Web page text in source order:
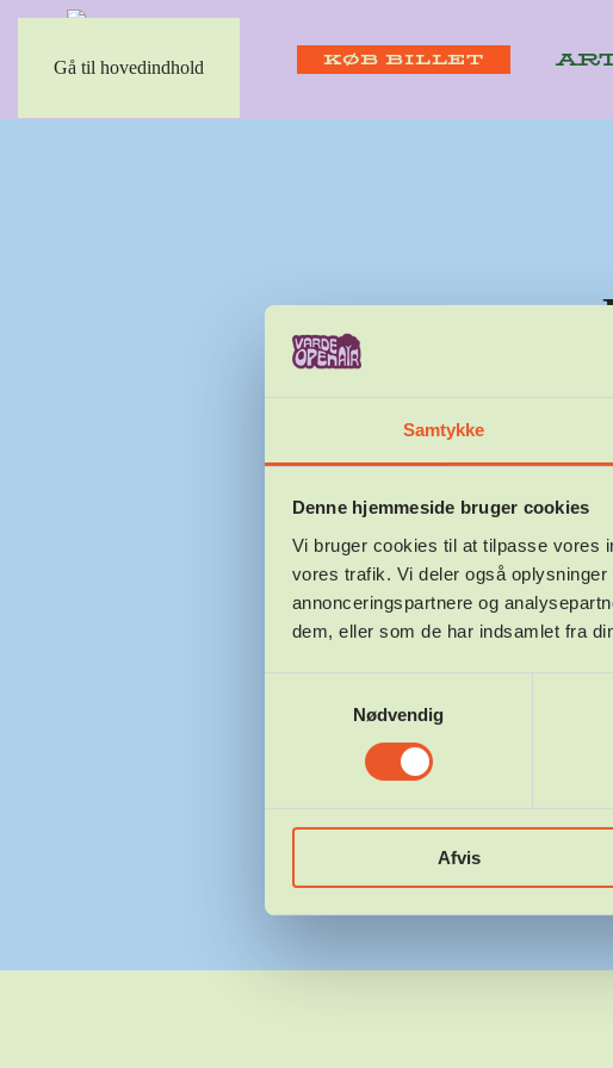
Samtykke
Denne hjemmeside bruger cookies
Vi bruger cookies til at tilpasse vores
vores trafik. Vi deler også
annonceringspartnere og
dem, eller som de har indsamlet fra
Nødvendig
Afvis
Gå til hovedindhold KØB BILLET